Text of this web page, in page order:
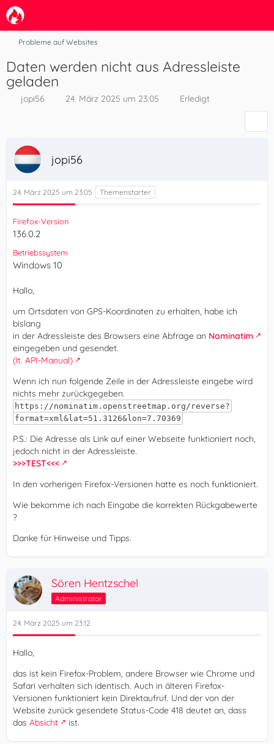
Probleme auf Websites
Daten werden nicht aus Adressleiste
geladen
jopi56 24. März 2025 um 23:05 Erledigt
jopi56
24. März 2025 um 23:05
Firefox-Version
136.0.2
Betriebssystem
Windows 10
Hallo,
um Ortsdaten von GPS-Koordinaten zu erhalten, habe ich
bislang
in der Adressleiste des Browsers eine Abfrage an Nominatim
eingegeben und gesendet.
(lt. API-Manual)
Wenn ich nun folgende Zeile in der Adressleiste eingebe wird
nichts mehr zurückgegeben.
https://nominatim.openstreetmap.org/reverse?
format=xml&lat=51.3126&lon=7.70369
P.S.: Die Adresse als Link auf einer Webseite funktioniert noch,
jedoch nicht in der Adressleiste.
>>>TEST<<<
In den vorherigen Firefox-Versionen hatte es noch funktioniert.
Wie bekomme ich nach Eingabe die korrekten Rückgabewerte
?
Danke für Hinweise und Tipps.
Sören Hentzschel
Administrator
24. März 2025 um 23:12
Hallo,
das ist kein Firefox-Problem, andere Browser wie Chrome und
Safari verhalten sich identisch. Auch in älteren Firefox-
Versionen funktioniert kein Direktaufruf. Und der von der
Website zurück gesendete Status-Code 418 deutet an, dass
das Absicht ist.